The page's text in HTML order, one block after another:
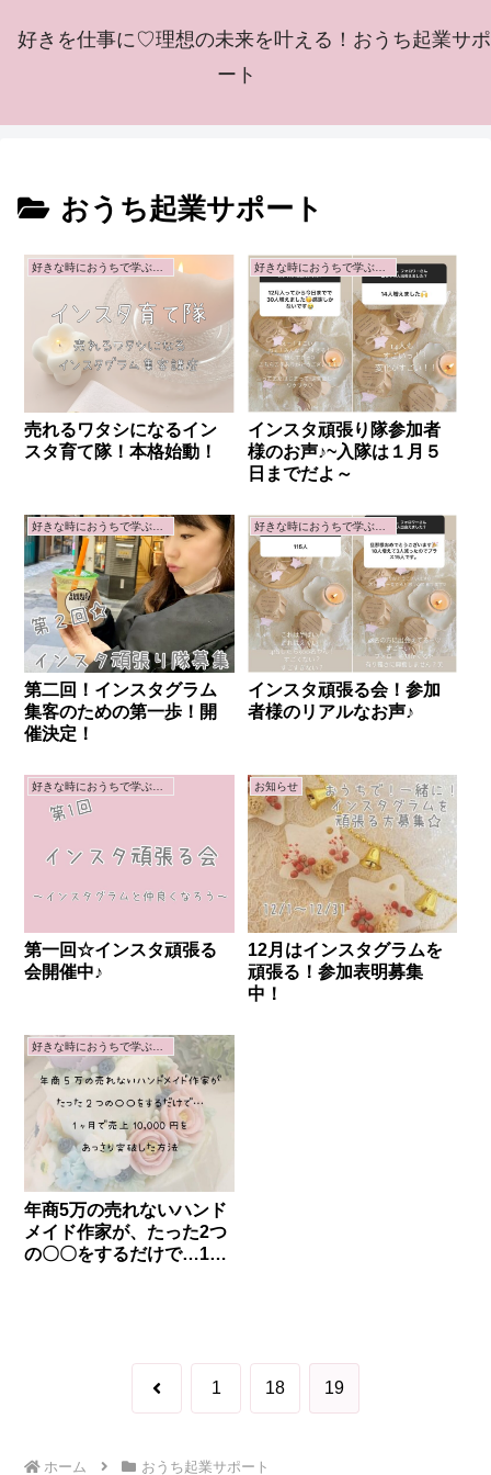
好きを仕事に♡理想の未来を叶える！おうち起業サポ
ート
おうち起業サポート
好きな時におうちで学ぶ講座
売れるワタシになるイン
スタ育て隊！本格始動！
インスタ頑張り隊参加者
様のお声♪~入隊は１月５
日までだよ～
好きな時におうちで学ぶ講座
第二回！インスタグラム
集客のための第一歩！開
催決定！
好きな時におうちで学ぶ講座
インスタ頑張る会！参加
者様のリアルなお声♪
好きな時におうちで学ぶ講座
第一回☆インスタ頑張る
会開催中♪
お知らせ
12月はインスタグラムを
頑張る！参加表明募集
中！
好きな時におうちで学ぶ講座
年商5万の売れないハンド
メイド作家が、たった2つ
の〇〇をするだけで…1ヶ
前 1 18 19
ホーム おうち起業サポート